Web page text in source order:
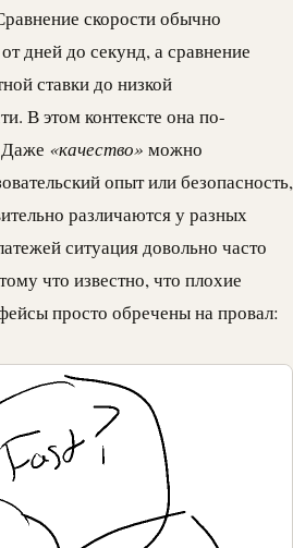
скорости обычно
дней до секунд, а сравнение
ставки до низкой
В этом контексте она по-
«качество» можно
опыт или безопасность,
различаются у разных
ситуация довольно часто
что известно, что плохие
просто обречены на провал: